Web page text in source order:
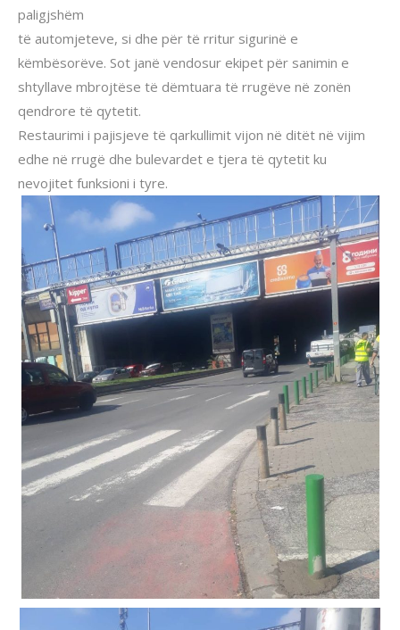
paligjshëm
të automjeteve, si dhe për të rritur sigurinë e
këmbësorëve. Sot janë vendosur ekipet për sanimin e
shtyllave mbrojtëse të dëmtuara të rrugëve në zonën
qendrore të qytetit.
Restaurimi i pajisjeve të qarkullimit vijon në ditët në vijim
edhe në rrugë dhe bulevardet e tjera të qytetit ku
nevojitet funksioni i tyre.